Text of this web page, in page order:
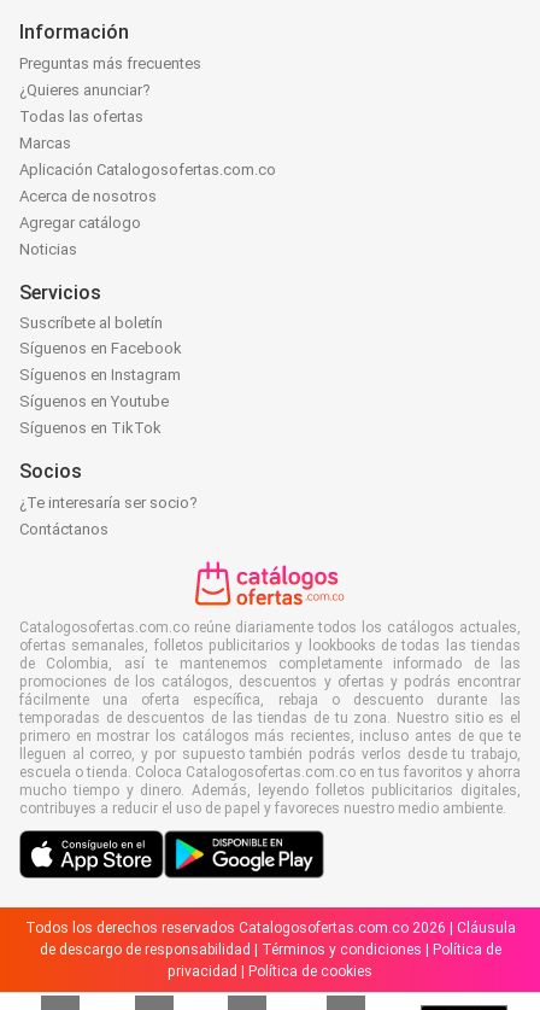
Información
Preguntas más frecuentes
¿Quieres anunciar?
Todas las ofertas
Marcas
Aplicación Catalogosofertas.com.co
Acerca de nosotros
Agregar catálogo
Noticias
Servicios
Suscríbete al boletín
Síguenos en Facebook
Síguenos en Instagram
Síguenos en Youtube
Síguenos en TikTok
Socios
¿Te interesaría ser socio?
Contáctanos
Catalogosofertas.com.co reúne diariamente todos los catálogos actuales,
ofertas semanales, folletos publicitarios y lookbooks de todas las tiendas
de Colombia, así te mantenemos completamente informado de las
promociones de los catálogos, descuentos y ofertas y podrás encontrar
fácilmente una oferta específica, rebaja o descuento durante las
temporadas de descuentos de las tiendas de tu zona. Nuestro sitio es el
primero en mostrar los catálogos más recientes, incluso antes de que te
lleguen al correo, y por supuesto también podrás verlos desde tu trabajo,
escuela o tienda. Coloca Catalogosofertas.com.co en tus favoritos y ahorra
mucho tiempo y dinero. Además, leyendo folletos publicitarios digitales,
contribuyes a reducir el uso de papel y favoreces nuestro medio ambiente.
Todos los derechos reservados Catalogosofertas.com.co 2026 | Cláusula
de descargo de responsabilidad
Términos y condiciones
Política de
privacidad
Política de cookies